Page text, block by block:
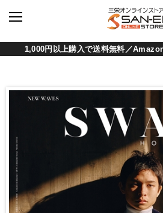
1,000円以上購入で送料無料／